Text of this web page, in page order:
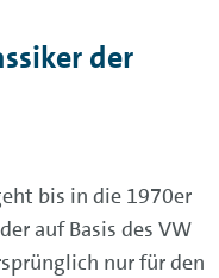
der
bis in die 1970er
auf Basis des VW
nur für den